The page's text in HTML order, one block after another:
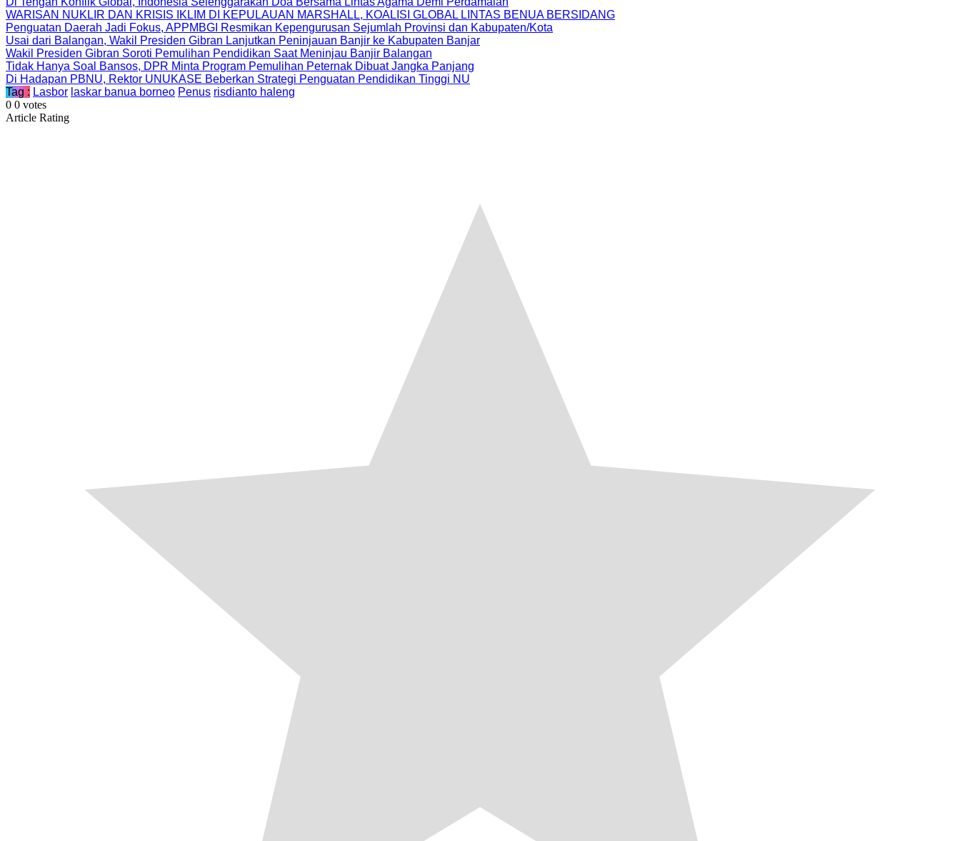
WARISAN NUKLIR DAN KRISIS IKLIM DI KEPULAUAN MARSHALL, KOALISI GLOBAL LINTAS BENUA BERSIDANG
Penguatan Daerah Jadi Fokus, APPMBGI Resmikan Kepengurusan Sejumlah Provinsi dan Kabupaten/Kota
Usai dari Balangan, Wakil Presiden Gibran Lanjutkan Peninjauan Banjir ke Kabupaten Banjar
Wakil Presiden Gibran Soroti Pemulihan Pendidikan Saat Meninjau Banjir Balangan
Tidak Hanya Soal Bansos, DPR Minta Program Pemulihan Peternak Dibuat Jangka Panjang
Di Hadapan PBNU, Rektor UNUKASE Beberkan Strategi Penguatan Pendidikan Tinggi NU
Tag : Lasbor laskar banua borneo Penus risdianto haleng
0 0 votes
Article Rating